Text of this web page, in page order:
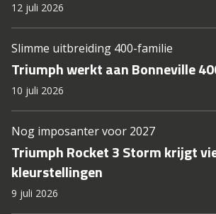
12 juli 2026
Slimme uitbreiding 400-familie
Triumph werkt aan Bonneville
10 juli 2026
Nog imposanter voor 2027
Triumph Rocket 3 Storm krijgt
kleurstellingen
9 juli 2026